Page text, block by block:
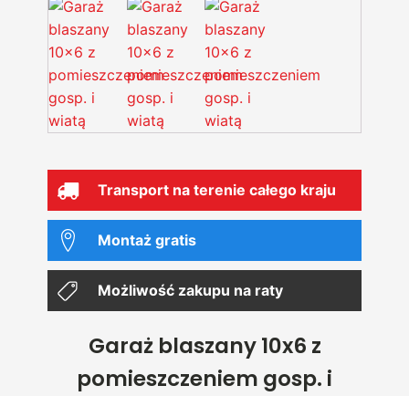
Transport na terenie całego kraju
Montaż gratis
Możliwość zakupu na raty
Garaż blaszany 10x6 z
pomieszczeniem gosp. i